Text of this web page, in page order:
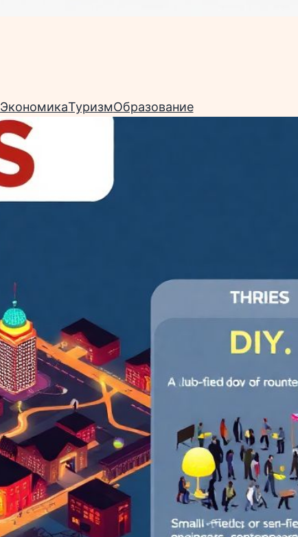
ЭкономикаТуризмОбразование